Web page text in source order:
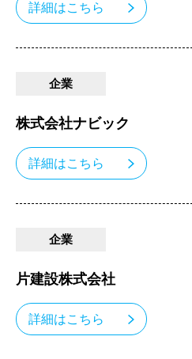
詳細はこちら
企業
株式会社ナビック
詳細はこちら
企業
片建設株式会社
詳細はこちら